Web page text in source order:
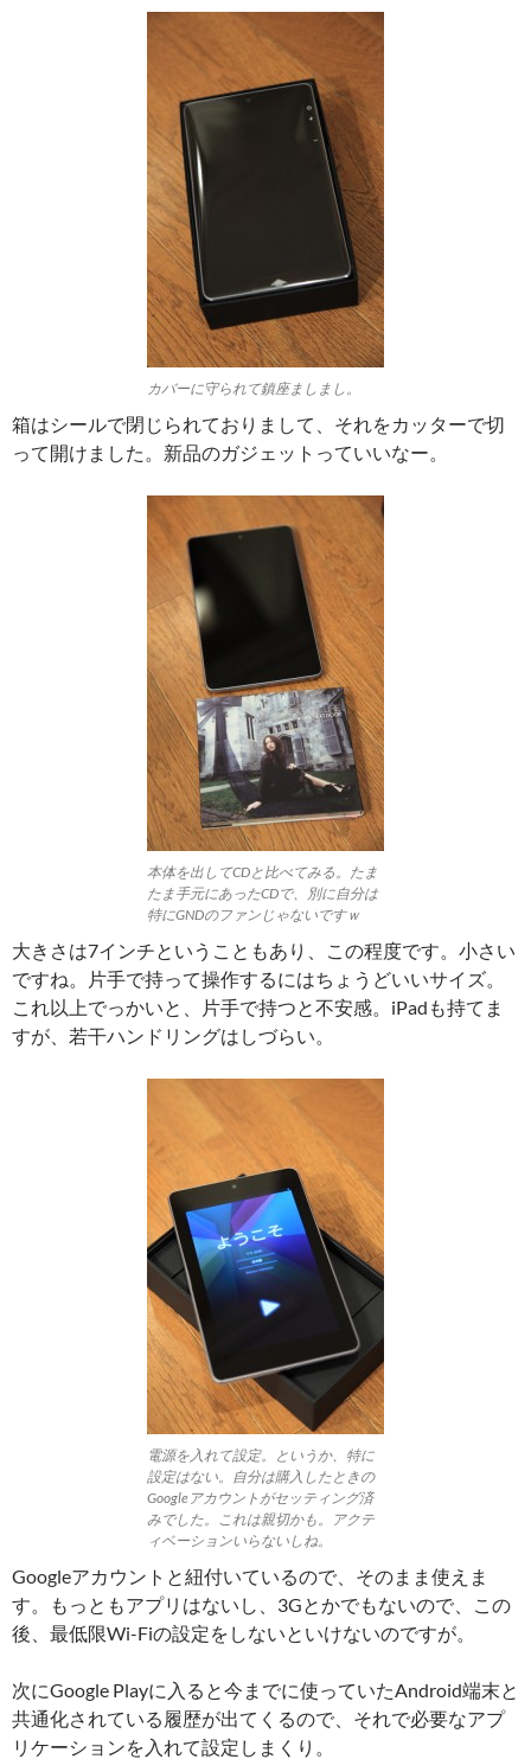
カバーに守られて鎮座ましまし。
箱はシールで閉じられておりまして、それをカッターで切
って開けました。新品のガジェットっていいなー。
本体を出してCDと比べてみる。たま
たま手元にあったCDで、別に自分は
特にGNDのファンじゃないですｗ
大きさは7インチということもあり、この程度です。小さい
ですね。片手で持って操作するにはちょうどいいサイズ。
これ以上でっかいと、片手で持つと不安感。iPadも持てま
すが、若干ハンドリングはしづらい。
電源を入れて設定。というか、特に
設定はない。自分は購入したときの
Googleアカウントがセッティング済
みでした。これは親切かも。アクテ
ィベーションいらないしね。
Googleアカウントと紐付いているので、そのまま使えま
す。もっともアプリはないし、3Gとかでもないので、この
後、最低限Wi-Fiの設定をしないといけないのですが。
次にGoogle Playに入ると今までに使っていたAndroid端末と
共通化されている履歴が出てくるので、それで必要なアプ
リケーションを入れて設定しまくり。